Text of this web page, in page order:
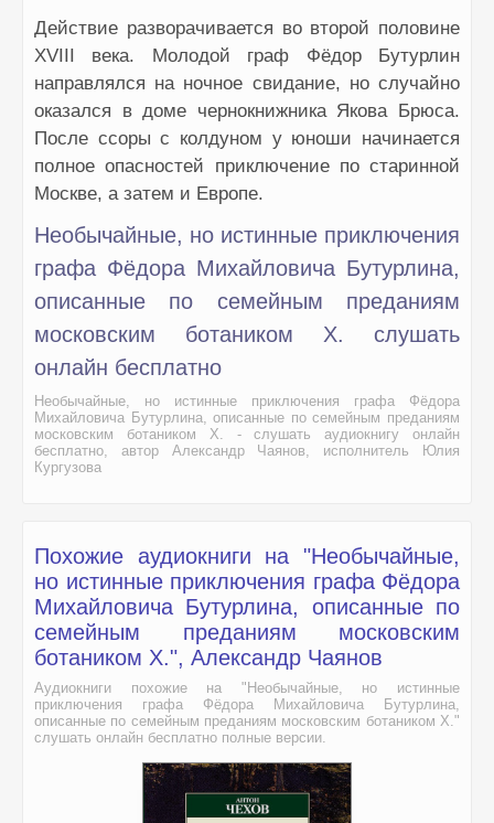
Действие разворачивается во второй половине
XVIII века. Молодой граф Фёдор Бутурлин
направлялся на ночное свидание, но случайно
оказался в доме чернокнижника Якова Брюса.
После ссоры с колдуном у юноши начинается
полное опасностей приключение по старинной
Москве, а затем и Европе.
Необычайные, но истинные приключения
графа Фёдора Михайловича Бутурлина,
описанные по семейным преданиям
московским ботаником Х. слушать
онлайн бесплатно
Необычайные, но истинные приключения графа Фёдора
Михайловича Бутурлина, описанные по семейным преданиям
московским ботаником Х. - слушать аудиокнигу онлайн
бесплатно, автор Александр Чаянов, исполнитель Юлия
Кургузова
Похожие аудиокниги на "Необычайные,
но истинные приключения графа Фёдора
Михайловича Бутурлина, описанные по
семейным преданиям московским
ботаником Х.", Александр Чаянов
Аудиокниги похожие на "Необычайные, но истинные
приключения графа Фёдора Михайловича Бутурлина,
описанные по семейным преданиям московским ботаником Х."
слушать онлайн бесплатно полные версии.